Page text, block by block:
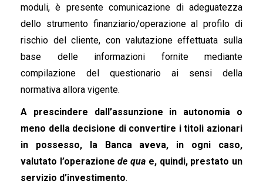
moduli, è presente comunicazione di adeguatezza
dello strumento finanziario/operazione al profilo di
rischio del cliente, con valutazione effettuata sulla
base delle informazioni fornite mediante
compilazione del questionario ai sensi della
normativa allora vigente.
A prescindere dall’assunzione in autonomia o
meno della decisione di convertire i titoli azionari
in possesso, la Banca aveva, in ogni caso,
valutato l’operazionede qua e, quindi, prestato un
servizio d’investimento.